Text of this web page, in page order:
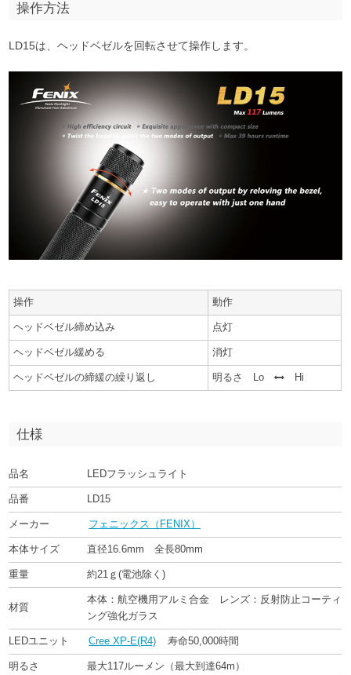
操作方法
LD15は、ヘッドベゼルを回転させて操作します。
操作 動作
ヘッドベゼル締め込み 点灯
ヘッドベゼル緩める 消灯
ヘッドベゼルの締緩の繰り返し 明るさ Lo Hi
仕様
品名 LEDフラッシュライト
品番 LD15
メーカー フェニックス（FENIX）
本体サイズ 直径16.6mm 全長80mm
重量 約21ｇ(電池除く)
材質
本体：航空機用アルミ合金 レンズ：反射防止コーティ
ング強化ガラス
LEDユニット Cree XP-E(R4) 寿命50,000時間
明るさ 最大117ルーメン（最大到達64m）